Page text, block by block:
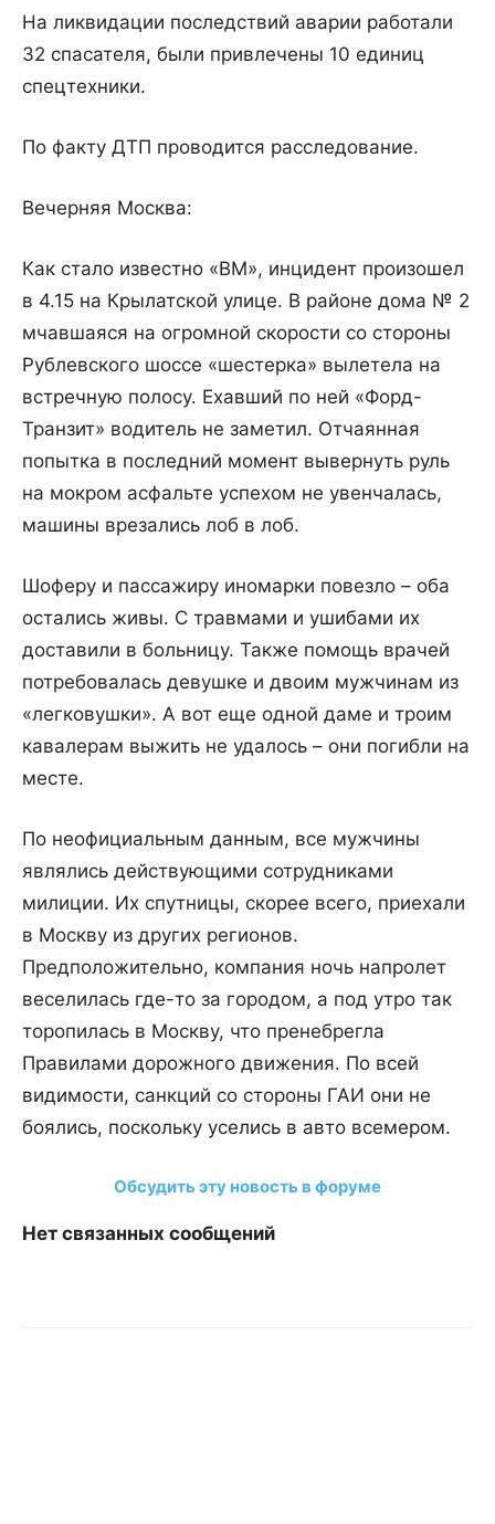
На ликвидации последствий аварии работали
32 спасателя, были привлечены 10 единиц
спецтехники.
По факту ДТП проводится расследование.
Вечерняя Москва:
Как стало известно «ВМ», инцидент произошел
в 4.15 на Крылатской улице. В районе дома № 2
мчавшаяся на огромной скорости со стороны
Рублевского шоссе «шестерка» вылетела на
встречную полосу. Ехавший по ней «Форд-
Транзит» водитель не заметил. Отчаянная
попытка в последний момент вывернуть руль
на мокром асфальте успехом не увенчалась,
машины врезались лоб в лоб.
Шоферу и пассажиру иномарки повезло – оба
остались живы. С травмами и ушибами их
доставили в больницу. Также помощь врачей
потребовалась девушке и двоим мужчинам из
«легковушки». А вот еще одной даме и троим
кавалерам выжить не удалось – они погибли на
месте.
По неофициальным данным, все мужчины
являлись действующими сотрудниками
милиции. Их спутницы, скорее всего, приехали
в Москву из других регионов.
Предположительно, компания ночь напролет
веселилась где-то за городом, а под утро так
торопилась в Москву, что пренебрегла
Правилами дорожного движения. По всей
видимости, санкций со стороны ГАИ они не
боялись, поскольку уселись в авто всемером.
Обсудить эту новость в форуме
Нет связанных сообщений